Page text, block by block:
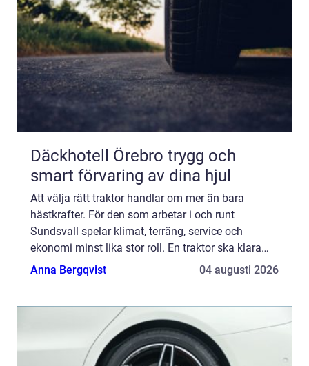
Däckhotell Örebro trygg och
smart förvaring av dina hjul
Att välja rätt traktor handlar om mer än bara
hästkrafter. För den som arbetar i och runt
Sundsvall spelar klimat, terräng, service och
ekonomi minst lika stor roll. En traktor ska klara
tunga lyft i skogen, snöröjning i brant backe,
Anna Bergqvist 04 augusti 2026